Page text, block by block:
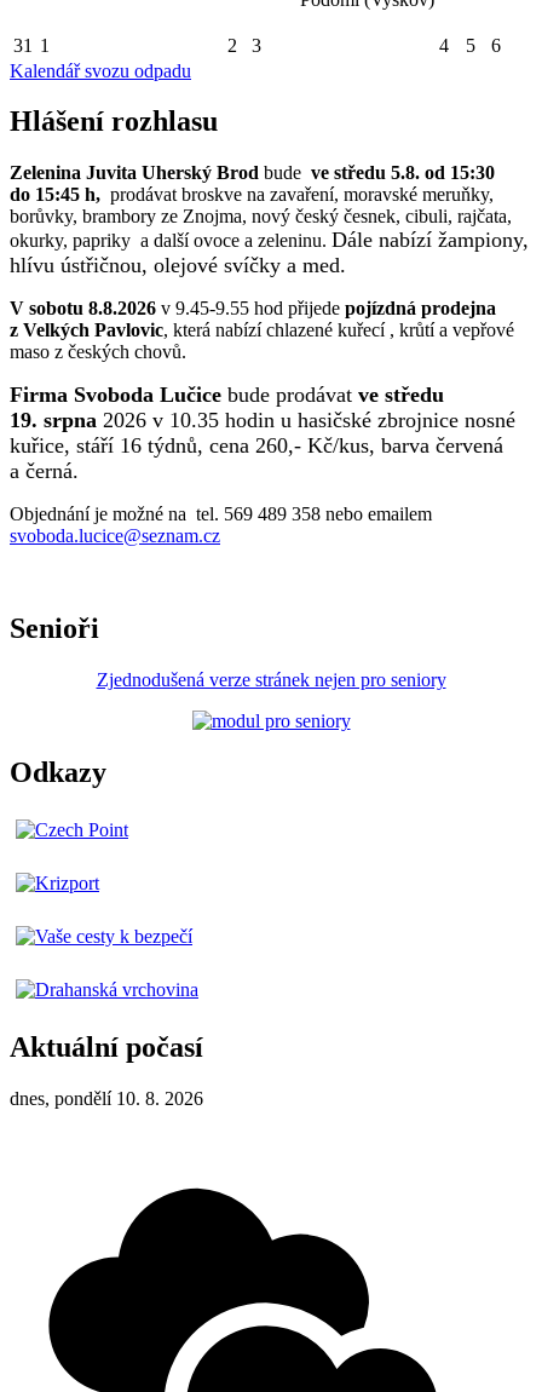
31 1 2 3 4 5
6
Kalendář svozu odpadu
Hlášení rozhlasu
Zelenina Juvita Uherský Brod bude ve středu 5.8. od 15:30
do 15:45 h, prodávat broskve na zavaření, moravské meruňky,
borůvky, brambory ze Znojma, nový český česnek, cibuli, rajčata,
okurky, papriky a další ovoce a zeleninu. Dále nabízí žampiony,
hlívu ústřičnou, olejové svíčky a med.
V sobotu 8.8.2026 v 9.45-9.55 hod přijede pojízdná prodejna
z Velkých Pavlovic, která nabízí chlazené kuřecí , krůtí a vepřové
maso z českých chovů.
Firma Svoboda Lučice bude prodávat ve středu
19. srpna 2026 v 10.35 hodin u hasičské zbrojnice nosné
kuřice, stáří 16 týdnů, cena 260,- Kč/kus, barva červená
a černá.
Objednání je možné na tel. 569 489 358 nebo emailem
svoboda.lucice@seznam.cz
Senioři
Zjednodušená verze stránek nejen pro seniory
Odkazy
Aktuální počasí
dnes, pondělí 10. 8. 2026